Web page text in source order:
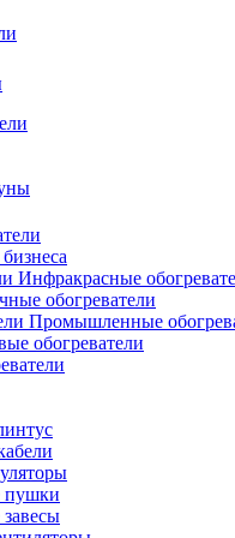
Инфракрасные
обогреватели
Промышленные
обогреватели
пушки